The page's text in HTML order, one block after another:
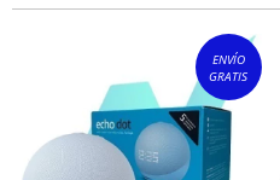
ENVÍO
GRATIS